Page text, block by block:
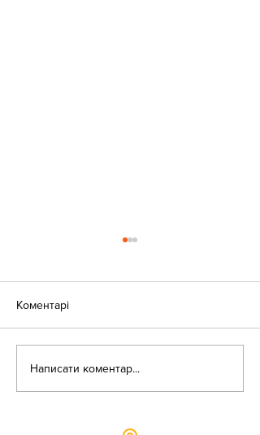
Коментарі
Написати коментар...